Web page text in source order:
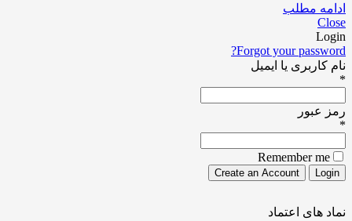
ادامه مطلب
Close
Login
Forgot your password?
نام کاربری یا ایمیل
*
رمز عبور
*
Remember me
نماد های اعتماد